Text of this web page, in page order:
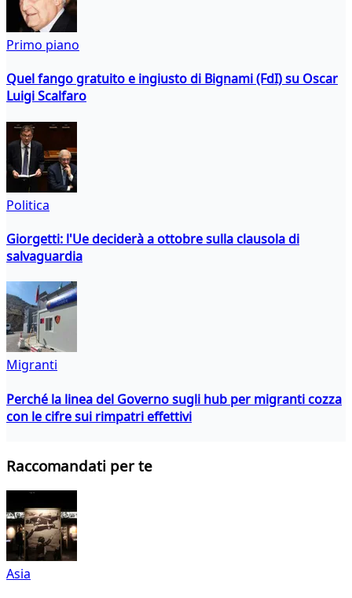
Primo piano
Quel fango gratuito e ingiusto di Bignami (FdI) su Oscar
Luigi Scalfaro
Politica
Giorgetti: l'Ue deciderà a ottobre sulla clausola di
salvaguardia
Migranti
Perché la linea del Governo sugli hub per migranti cozza
con le cifre sui rimpatri effettivi
Raccomandati per te
Asia